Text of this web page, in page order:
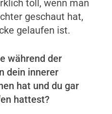
toll, wenn man
geschaut hat,
gelaufen ist.
während der
dein innerer
hat und du gar
hattest?